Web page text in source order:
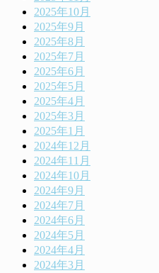
2025年10月
2025年9月
2025年8月
2025年7月
2025年6月
2025年5月
2025年4月
2025年3月
2025年1月
2024年12月
2024年11月
2024年10月
2024年9月
2024年7月
2024年6月
2024年5月
2024年4月
2024年3月